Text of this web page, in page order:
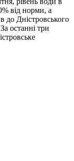
від норми, а
до Дністровського
останні три